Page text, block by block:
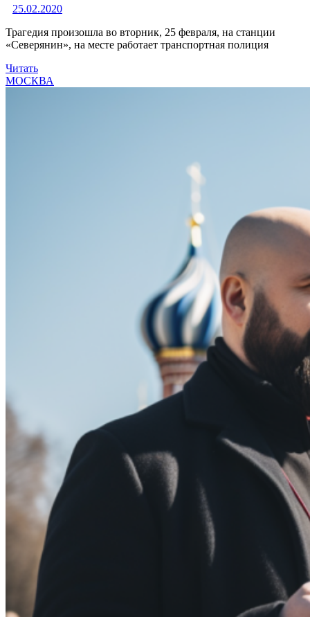
25.02.2020
Трагедия произошла во вторник, 25 февраля, на станции
«Северянин», на месте работает транспортная полиция
Читать
МОСКВА